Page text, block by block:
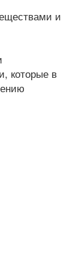
и
которые в